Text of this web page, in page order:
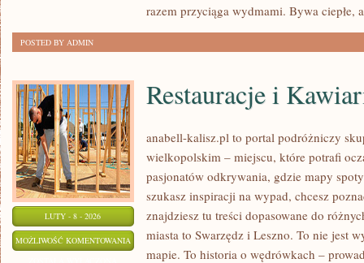
razem przyciąga wydmami. Bywa ciepłe, a
POSTED BY ADMIN
LUTY - 8 - 2026
MOŻLIWOŚĆ KOMENTOWANIA RESTAURACJE
Restauracje i
anabell-kalisz.pl to portal podróżniczy
wielkopolskim – miejscu, które potrafi
pasjonatów odkrywania, gdzie mapy
szukasz inspiracji na wypad, chcesz
znajdziesz tu treści dopasowane do
miasta to Swarzędz i Leszno. To nie jest
mapie. To historia o wędrówkach –